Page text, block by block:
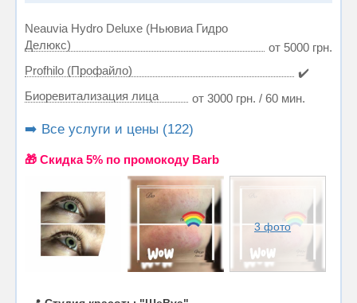
Neauvia Hydro Deluxe (Ньювиа Гидро
Делюкс)
от 5000 грн.
Profhilo (Профайло)
✔️
Биоревитализация лица
от 3000 грн. / 60 мин.
➡️ Все услуги и цены (122)
🎁 Cкидка 5% по промокоду Barb
3 фото